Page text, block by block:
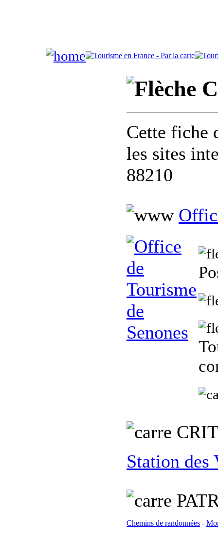
Cette fiche
les sites
88210
C
Station des
Chemins de randonnées -